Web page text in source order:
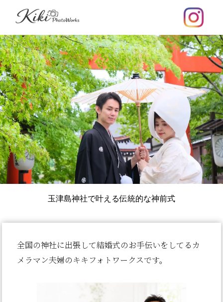
玉津島神社で叶える伝統的な神前式
全国の神社に出張して結婚式のお手伝いをしてるカ
メラマン夫婦のキキフォトワークスです。